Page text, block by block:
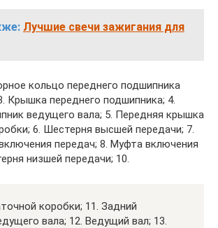
Лучшие свечи зажигания для
кольцо переднего подшипника
Крышка переднего подшипника; 4.
ведущего вала; 5. Передняя крышка
6. Шестерня высшей передачи; 7.
передач; 8. Муфта включения
низшей передачи; 10.
коробки; 11. Задний
вала; 12. Ведущий вал; 13.